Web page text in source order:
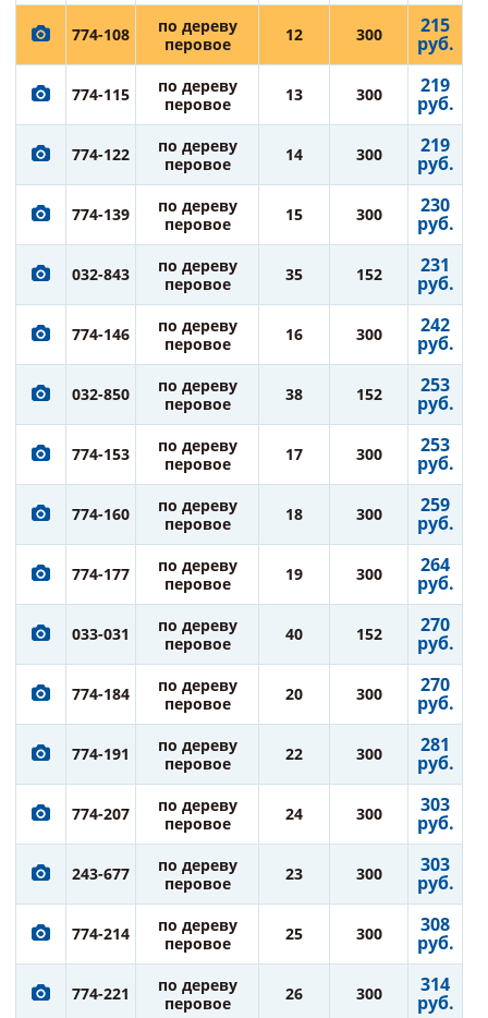
774-108
по дереву
перовое
12 300 215
руб.
774-115
по дереву
перовое
13 300 219
руб.
774-122
по дереву
перовое
14 300 219
руб.
774-139
по дереву
перовое
15 300 230
руб.
032-843
по дереву
перовое
35 152 231
руб.
774-146
по дереву
перовое
16 300 242
руб.
032-850
по дереву
перовое
38 152 253
руб.
774-153
по дереву
перовое
17 300 253
руб.
774-160
по дереву
перовое
18 300 259
руб.
774-177
по дереву
перовое
19 300 264
руб.
033-031
по дереву
перовое
40 152 270
руб.
774-184
по дереву
перовое
20 300 270
руб.
774-191
по дереву
перовое
22 300 281
руб.
774-207
по дереву
перовое
24 300 303
руб.
243-677
по дереву
перовое
23 300 303
руб.
774-214
по дереву
перовое
25 300 308
руб.
774-221
по дереву
перовое
26 300 314
руб.